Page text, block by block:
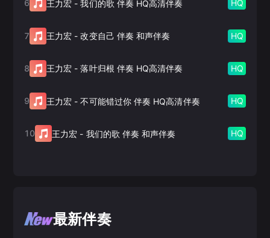
6 王力宏 -我们的歌 伴奏 HQ高清伴奏 HQ
7 王力宏 -改变自己 伴奏 和声伴奏 HQ
8 王力宏 -落叶归根 伴奏 HQ高清伴奏 HQ
9 王力宏 -不可能错过你 伴奏 HQ高清伴奏 HQ
10 王力宏 - 我们的歌 伴奏 和声伴奏 HQ
最新伴奏